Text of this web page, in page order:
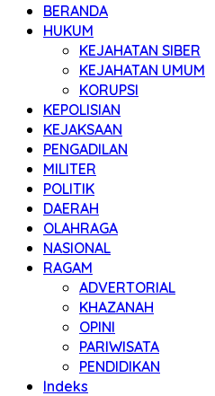
BERANDA
HUKUM
KEJAHATAN SIBER
KEJAHATAN UMUM
KORUPSI
KEPOLISIAN
KEJAKSAAN
PENGADILAN
MILITER
POLITIK
DAERAH
OLAHRAGA
NASIONAL
RAGAM
ADVERTORIAL
KHAZANAH
OPINI
PARIWISATA
PENDIDIKAN
Indeks